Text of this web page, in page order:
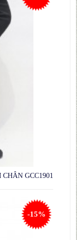
CHÂN GCC1901
-15%